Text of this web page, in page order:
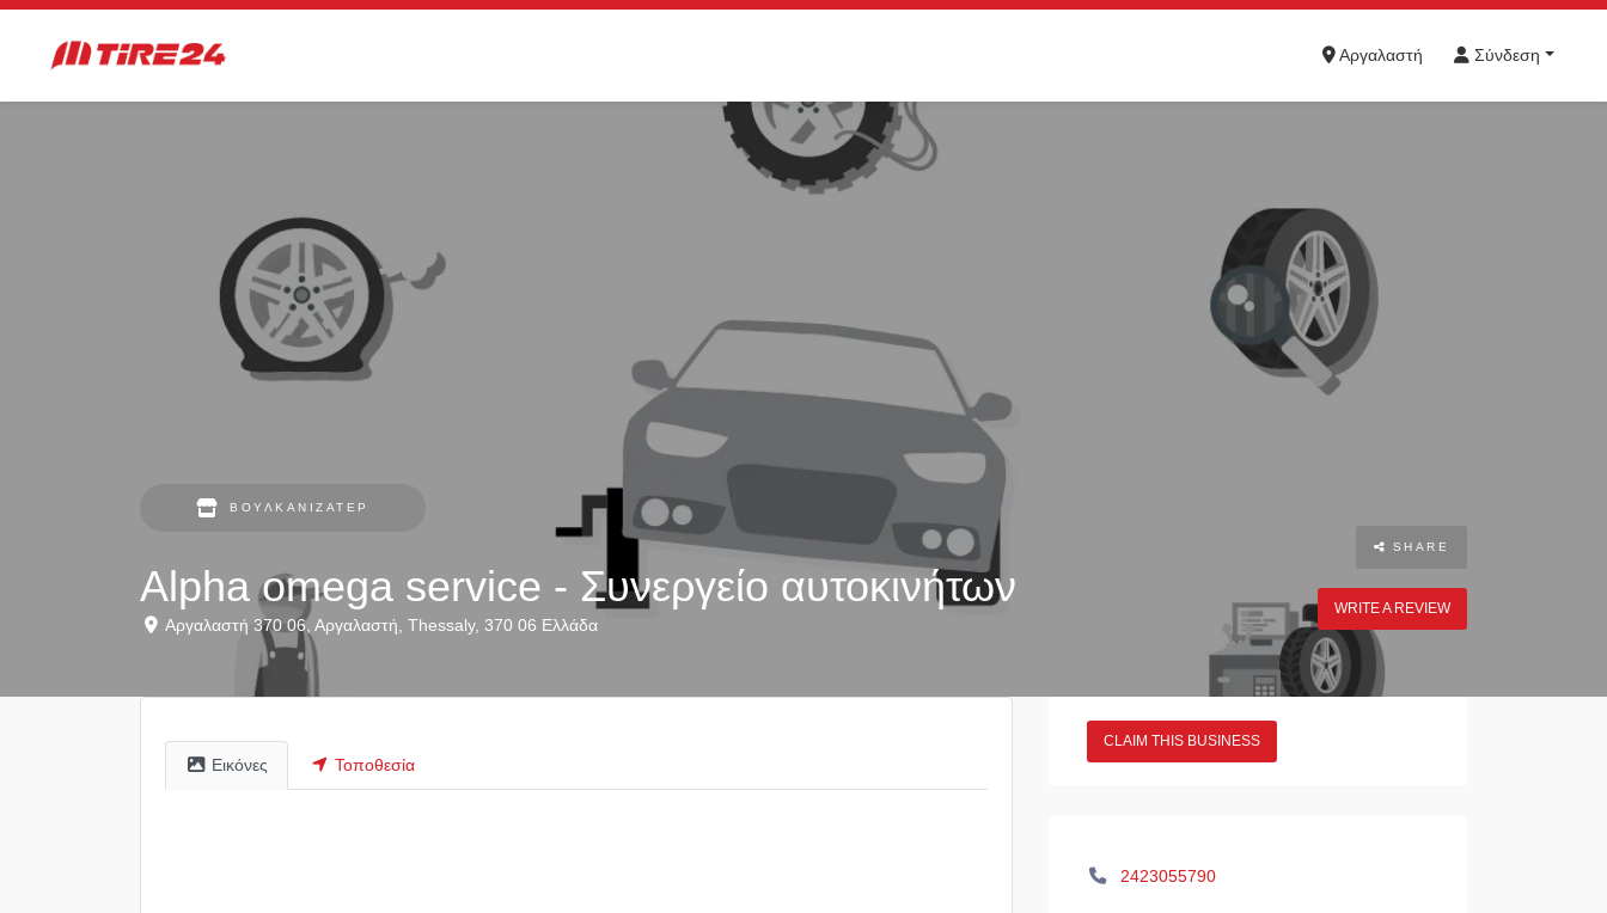
Αργαλαστή Σύνδεση
ΒΟΥΛΚΑΝΙΖΑΤΈΡ
Alpha omega service - Συνεργείο αυτοκινήτων
Αργαλαστή 370 06, Αργαλαστή, Thessaly, 370 06 Ελλάδα
SHARE
WRITE A REVIEW
Εικόνες Τοποθεσία
CLAIM THIS BUSINESS
2423055790